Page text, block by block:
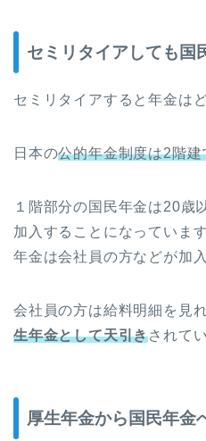
セミリタイアしても国
セミリタイアすると年金は
日本の公的年金制度は2階建
１階部分の国民年金は20歳
加入することになっていま
年金は会社員の方などが加入
会社員の方は給料明細を見
生年金として天引きされて
厚生年金から国民年金